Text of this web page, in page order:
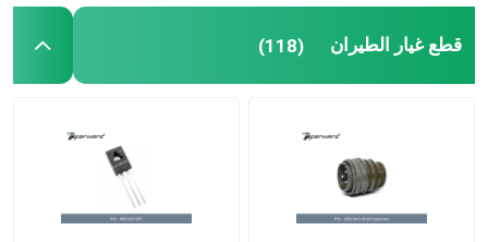
قطع غيار طائرات CJ-6
أدوات صيانة الطائرات
قطع غيار الطيران (118)